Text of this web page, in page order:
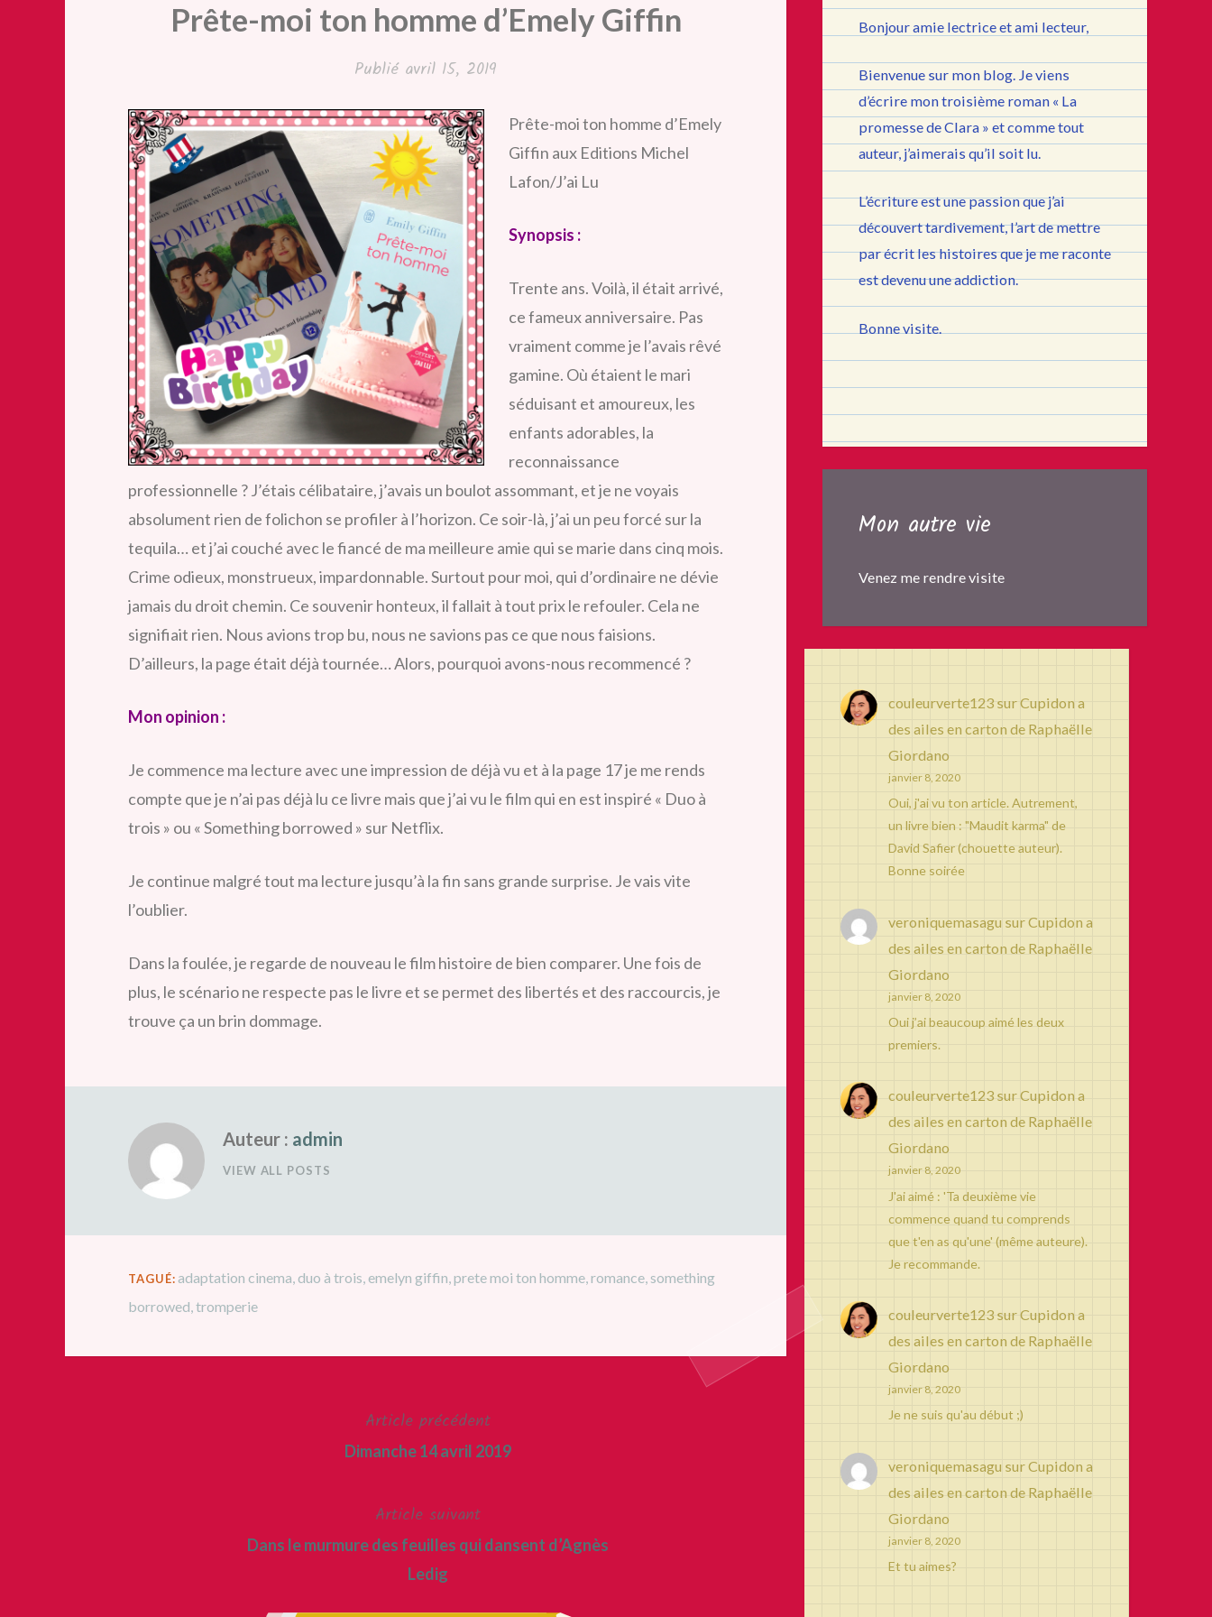
Prête-moi ton homme d’Emely Giffin
Publié avril 15, 2019
Prête-moi ton homme d’Emely
Giffin aux Editions Michel
Lafon/J’ai Lu
Synopsis :
Trente ans. Voilà, il était arrivé,
ce fameux anniversaire. Pas
vraiment comme je l’avais rêvé
gamine. Où étaient le mari
séduisant et amoureux, les
enfants adorables, la
reconnaissance
professionnelle ? J’étais célibataire, j’avais un boulot assommant, et je ne voyais
absolument rien de folichon se profiler à l’horizon. Ce soir-là, j’ai un peu forcé sur la
tequila… et j’ai couché avec le fiancé de ma meilleure amie qui se marie dans cinq mois.
Crime odieux, monstrueux, impardonnable. Surtout pour moi, qui d’ordinaire ne dévie
jamais du droit chemin. Ce souvenir honteux, il fallait à tout prix le refouler. Cela ne
signifiait rien. Nous avions trop bu, nous ne savions pas ce que nous faisions.
D’ailleurs, la page était déjà tournée… Alors, pourquoi avons-nous recommencé ?
Mon opinion :
Je commence ma lecture avec une impression de déjà vu et à la page 17 je me rends
compte que je n’ai pas déjà lu ce livre mais que j’ai vu le film qui en est inspiré « Duo à
trois » ou « Something borrowed » sur Netflix.
Je continue malgré tout ma lecturejusqu’à la fin sans grande surprise. Je vais vite
l’oublier.
Dans la foulée, je regarde de nouveau le film histoire de bien comparer. Une fois de
plus, le scénario ne respecte pas le livre et se permet des libertés et des raccourcis, je
trouve ça un brin dommage.
Auteur : admin
VIEW ALL POSTS
TAGUÉ: adaptation cinema duo à trois ,emelyn giffin ,prete moi ton homme ,romance something
borrowed tromperie
Article précédent
Dimanche 14 avril 2019
Article suivant
Dans le murmure des feuilles qui dansent d’Agnès
Ledig
Bonjour amie lectrice et ami lecteur,
Bienvenue sur mon blog. Je viens
d’écrire mon troisième roman « La
promesse de Clara » et comme tout
auteur, j’aimerais qu’il soit lu.
L’écriture est une passion que j’ai
découvert tardivement, l’art de mettre
par écrit les histoires que je me raconte
est devenu une addiction.
Bonne visite.
Mon autre vie
Venez me rendre visite
couleurverte123surCupidon a
des ailes en carton de Raphaëlle
Giordano
janvier 8, 2020
Oui, j'ai vu ton article. Autrement,
un livre bien : "Maudit karma" de
David Safier (chouette auteur).
Bonne soirée
veroniquemasagu surCupidon a
des ailes en carton de Raphaëlle
Giordano
janvier 8, 2020
Oui j’ai beaucoup aimé les deux
premiers.
couleurverte123surCupidon a
des ailes en carton de Raphaëlle
Giordano
janvier 8, 2020
J'ai aimé : 'Ta deuxième vie
commence quand tu comprends
que t'en as qu'une' (même auteure).
Je recommande.
couleurverte123surCupidon a
des ailes en carton de Raphaëlle
Giordano
janvier 8, 2020
Je ne suis qu'au début ;)
veroniquemasagu surCupidon a
des ailes en carton de Raphaëlle
Giordano
janvier 8, 2020
Et tu aimes?